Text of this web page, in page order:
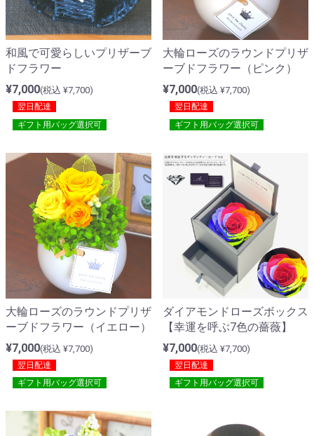
和風で可愛らしいプリザーブ
ドフラワー
¥7,000(税込 ¥7,700)
翌日配達
ギフト用バッグ選択可
大輪ローズのラウンドプリザ
ーブドフラワー（ピンク）
¥7,000(税込 ¥7,700)
翌日配達
ギフト用バッグ選択可
大輪ローズのラウンドプリザ
ーブドフラワー（イエロー）
¥7,000(税込 ¥7,700)
翌日配達
ギフト用バッグ選択可
ダイアモンドローズボックス
【幸運を呼ぶ7色の薔薇】
¥7,000(税込 ¥7,700)
翌日配達
ギフト用バッグ選択可